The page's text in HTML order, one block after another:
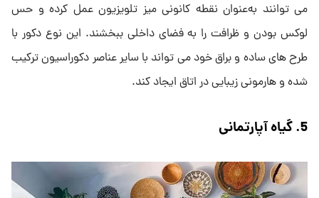
می ‌توانند به‌عنوان نقطه کانونی میز تلویزیون عمل کرده و حس
لوکس بودن و ظرافت را به فضای داخلی ببخشند. این نوع دکور با
طرح‌ های ساده و براق خود می ‌تواند با سایر عناصر دکوراسیون ترکیب
شده و هارمونی زیبایی در اتاق ایجاد کند.
5. گیاه آپارتمانی